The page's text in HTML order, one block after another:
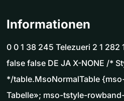
Informationen
0 0 1 38 245 Telezueri 2 1
false false DE JA X-NONE /*
*/table.MsoNormalTable
Tabelle»; mso-tstyle-